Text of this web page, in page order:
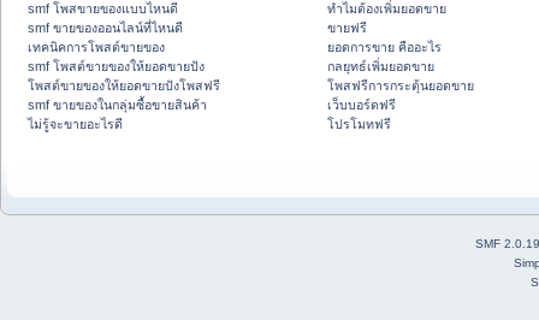
smf โพสขายของแบบไหนดี
smf ขายของออนไลน์ที่ไหนดี
เทคนิคการโพสต์ขายของ
smf โพสต์ขายของให้ยอดขายปัง
โพสต์ขายของให้ยอดขายปังโพสฟรี
smf ขายของในกลุ่มซื้อขายสินค้า
ไม่รู้จะขายอะไรดี
ทำไมต้องเพิ่มยอดขาย
ขายฟรี
ยอดการขาย คืออะไร
กลยุทธ์เพิ่มยอดขาย
โพสฟรีการกระตุ้นยอดขาย
เว็บบอร์ดฟรี
โปรโมทฟรี
SMF 2.0.19